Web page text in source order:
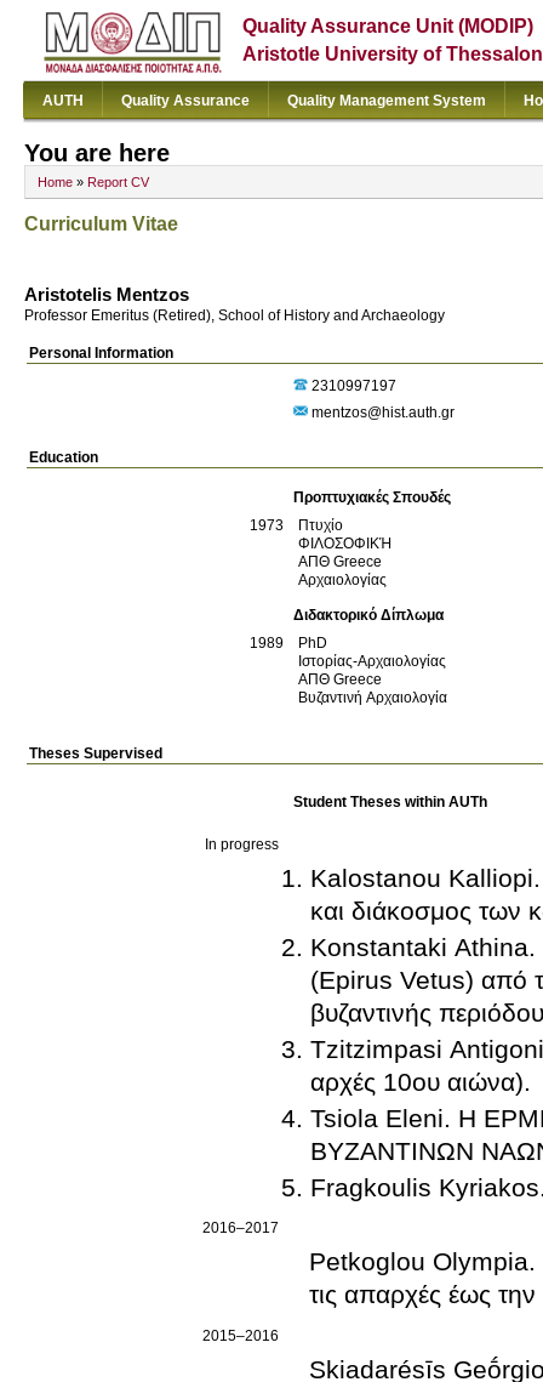
Quality Assurance Unit (MODIP)
Aristotle University of
AUTH Quality Assurance Quality Management System
You are here
Home » Report CV
Curriculum Vitae
Aristotelis Mentzos
Professor Emeritus (Retired), School of History and Archaeology
Personal Information
2310997197
mentzos@hist.auth.gr
Education
Προπτυχιακές Σπουδές
1973
Πτυχίο
ΦΙΛΟΣΟΦΙΚΉ
ΑΠΘ Greece
Αρχαιολογίας
Διδακτορικό Δίπλωμα
1989
PhD
Ιστορίας-Αρχαιολογίας
ΑΠΘ Greece
Βυζαντινή Αρχαιολογία
Theses Supervised
Student Theses within AUTh
In progress
Kalostanou Kalliopi. Βυζαντινά Κωδωνοστάσια.
και διάκοσμος των
Konstantaki Athina.
(Epirus Vetus) από
βυζαντινής
Tzitzimpasi Antigoni.
αρχές 10ου αιώνα).
Tsiola Eleni. Η
ΒΥΖΑΝΤΙΝΩΝ
Fragkoulis
2016–2017
Petkoglou Olympia.
τις απαρχές έως
2015–2016
Skiadarésīs